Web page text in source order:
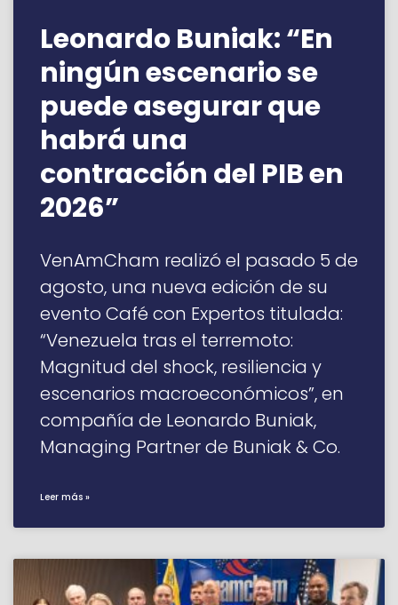
Leonardo Buniak: “En
ningún escenario se
puede asegurar que
habrá una
contracción del PIB en
2026”
VenAmCham realizó el pasado 5 de
agosto, una nueva edición de su
evento Café con Expertos titulada:
“Venezuela tras el terremoto:
Magnitud del shock, resiliencia y
escenarios macroeconómicos”, en
compañía de Leonardo Buniak,
Managing Partner de Buniak & Co.
Leer más »